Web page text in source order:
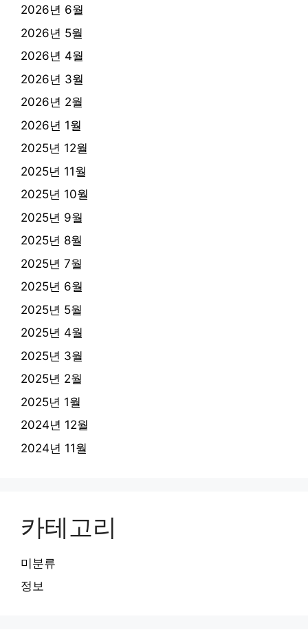
2026년 6월
2026년 5월
2026년 4월
2026년 3월
2026년 2월
2026년 1월
2025년 12월
2025년 11월
2025년 10월
2025년 9월
2025년 8월
2025년 7월
2025년 6월
2025년 5월
2025년 4월
2025년 3월
2025년 2월
2025년 1월
2024년 12월
2024년 11월
카테고리
미분류
정보